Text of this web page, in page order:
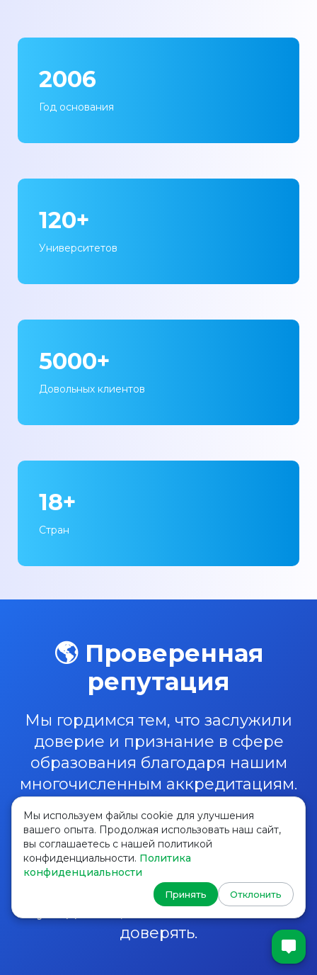
2006
Год основания
120+
Университетов
5000+
Довольных клиентов
18+
Стран
🌎 Проверенная
репутация
Мы гордимся тем, что заслужили
доверие и признание в сфере
образования благодаря нашим
многочисленным аккредитациям.
стремление к высоким
стандартам и качеству.
Ознакомьтесь с нашими
аккредитациями ниже и
убедитесь, что вы можете нам
доверять.
Мы используем файлы cookie для улучшения
вашего опыта. Продолжая использовать наш сайт,
вы соглашаетесь с нашей политикой
конфиденциальности. Политика
конфиденциальности
Принять Отклонить